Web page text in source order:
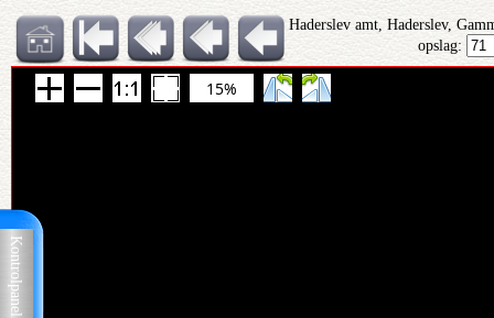
Kontrolpanel
Haderslev amt, Haderslev,
opslag:
15%